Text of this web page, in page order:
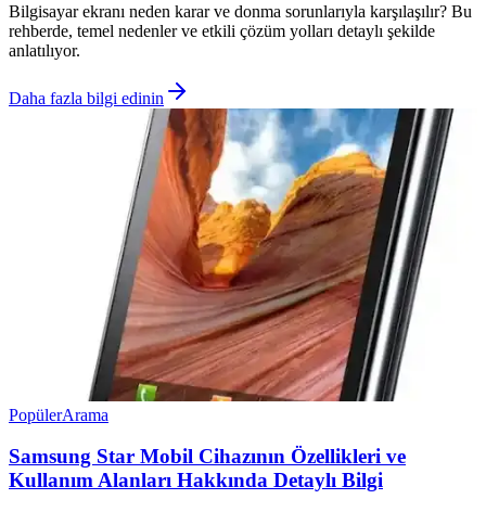
Bilgisayar ekranı neden karar ve donma sorunlarıyla karşılaşılır? Bu
rehberde, temel nedenler ve etkili çözüm yolları detaylı şekilde
anlatılıyor.
Daha fazla bilgi edinin
PopülerArama
Samsung Star Mobil Cihazının Özellikleri ve
Kullanım Alanları Hakkında Detaylı Bilgi